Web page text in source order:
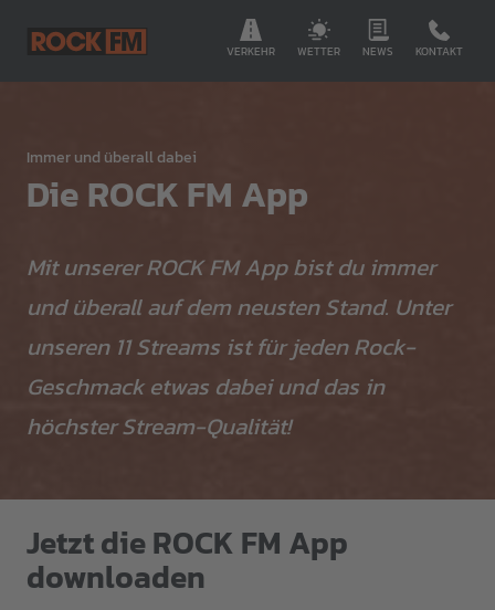
VERKEHR WETTER NEWS KONTAKT
Immer und überall dabei
Die ROCK FM App
Mit unserer ROCK FM App bist du immer
und überall auf dem neusten Stand. Unter
unseren 11 Streams ist für jeden Rock-
Geschmack etwas dabei und das in
höchster Stream-Qualität!
Jetzt die ROCK FM App
downloaden